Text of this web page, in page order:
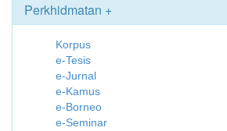
Perkhidmatan +
Korpus
e-Tesis
e-Jurnal
e-Kamus
e-Borneo
e-Seminar